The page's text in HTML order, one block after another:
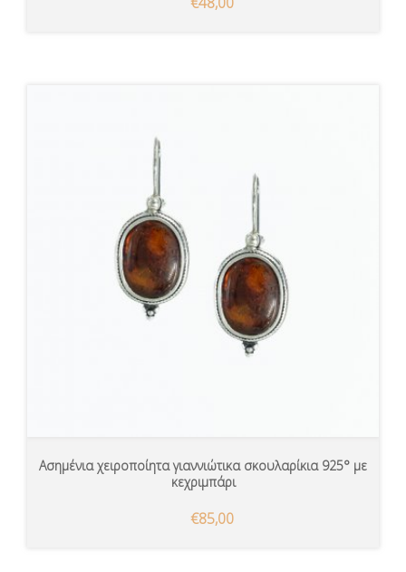
Ασημένια χειροποίητα γιαννιώτικα σκουλαρίκια 925° με
κεχριμπάρι
€85,00